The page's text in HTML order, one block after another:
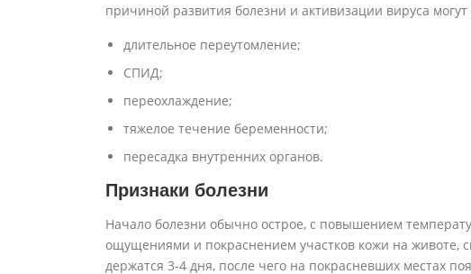
причиной развития болезни и активизации вируса
длительное переутомление;
СПИД;
переохлаждение;
тяжелое течение беременности;
пересадка внутренних органов.
Признаки болезни
Начало болезни обычно острое, с повышением
ощущениями и покраснением участков кожи на животе,
держатся 3-4 дня, после чего на покрасневших местах